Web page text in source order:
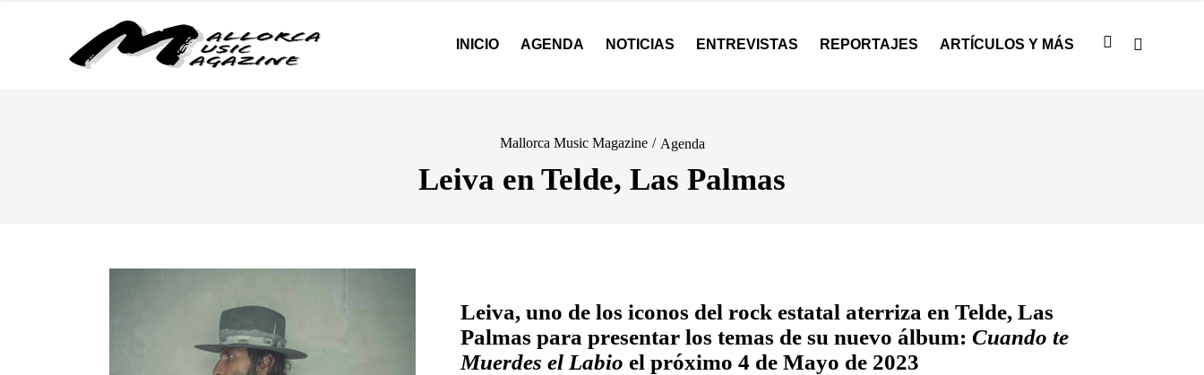
INICIO AGENDA NOTICIAS ENTREVISTAS REPORTAJES ARTÍCULOS Y MÁS
Mallorca Music Magazine / Agenda
Leiva en Telde, Las Palmas
Leiva,uno de los iconos del rock estatal aterriza en Telde, Las
Palmas para presentar los temas de su nuevo álbum: Cuando te
Muerdes el Labio el próximo 4 de Mayo de 2023